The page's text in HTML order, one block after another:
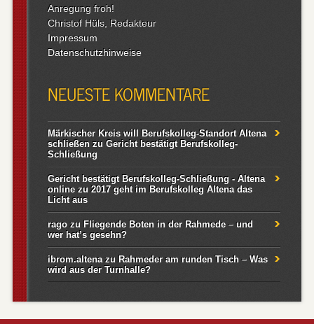
Anregung froh!
Christof Hüls, Redakteur
Impressum
Datenschutzhinweise
NEUESTE KOMMENTARE
Märkischer Kreis will Berufskolleg-Standort Altena
schließenzuGericht bestätigt Berufskolleg-
Schließung
Gericht bestätigt Berufskolleg-Schließung - Altena
onlinezu2017 geht im Berufskolleg Altena das
Licht aus
ragozu Fliegende Boten in der Rahmede – und
wer hat’s gesehn?
ibrom.altenazu Rahmeder am runden Tisch – Was
wird aus der Turnhalle?